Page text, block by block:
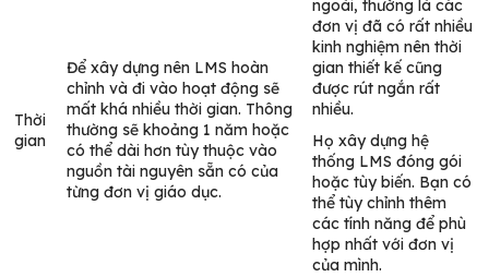
Thời
gian
Để xây dựng nên LMS hoàn
chỉnh và đi vào hoạt động sẽ
mất khá nhiều thời gian. Thông
thường sẽ khoảng 1 năm hoặc
có thể dài hơn tùy thuộc vào
nguồn tài nguyên sẵn có của
từng đơn vị giáo dục.
ngoài, thường là các
đơn vị đã có rất nhiều
kinh nghiệm nên thời
gian thiết kế cũng
được rút ngắn rất
nhiều.
Họ xây dựng hệ
thống LMS đóng gói
hoặc tùy biến. Bạn có
thể tùy chỉnh thêm
các tính năng để phù
hợp nhất với đơn vị
của mình.